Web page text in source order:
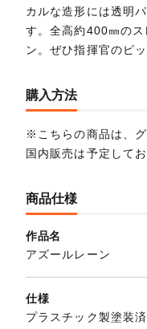
カルな造形には透明
す。全高約400㎜の
ン。ぜひ指揮官のピ
購入方法
※こちらの商品は、
国内販売は予定してお
商品仕様
作品名
アズールレーン
仕様
プラスチック製塗装